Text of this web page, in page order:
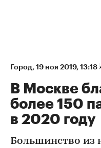
Город⁠, 19 ноя 2019, 13:18
В Москве
более 150
в 2020 году
Большинство из